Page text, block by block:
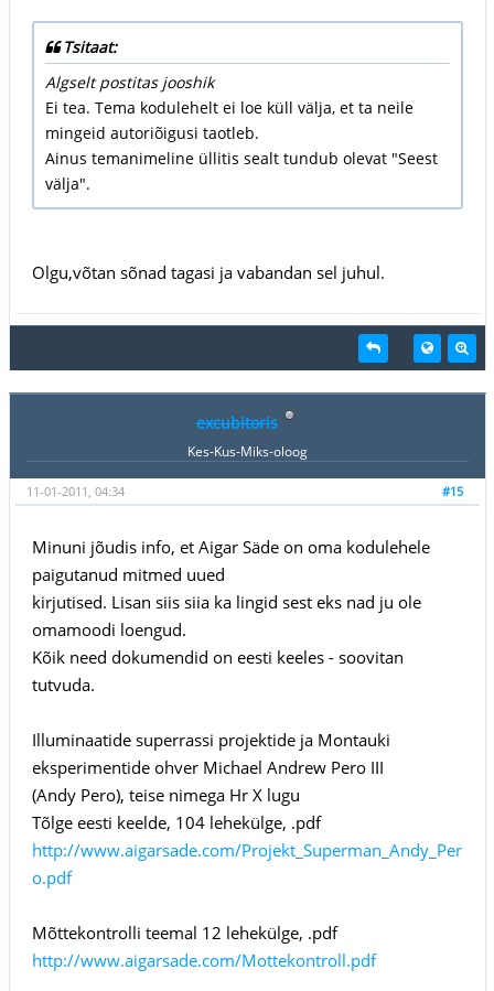
Tsitaat:
Algselt postitas jooshik
Ei tea. Tema kodulehelt ei loe küll välja, et ta neile
mingeid autoriõigusi taotleb.
Ainus temanimeline üllitis sealt tundub olevat "Seest
välja".
Olgu,võtan sõnad tagasi ja vabandan sel juhul.
excubitoris
Kes-Kus-Miks-oloog
#15
11-01-2011, 04:34
Minuni jõudis info, et Aigar Säde on oma kodulehele
paigutanud mitmed uued
kirjutised. Lisan siis siia ka lingid sest eks nad ju ole
omamoodi loengud.
Kõik need dokumendid on eesti keeles - soovitan
tutvuda.
Illuminaatide superrassi projektide ja Montauki
eksperimentide ohver Michael Andrew Pero III
(Andy Pero), teise nimega Hr X lugu
Tõlge eesti keelde, 104 lehekülge, .pdf
http://www.aigarsade.com/Projekt_Superman_Andy_Per
o.pdf
Mõttekontrolli teemal 12 lehekülge, .pdf
http://www.aigarsade.com/Mottekontroll.pdf